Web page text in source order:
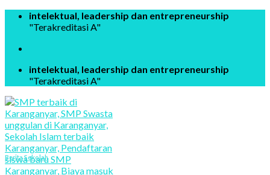
Skip
intelektual, leadership dan entrepreneurship
"Terakreditasi A"
intelektual, leadership dan entrepreneurship
"Terakreditasi A"
Berita Sekolah